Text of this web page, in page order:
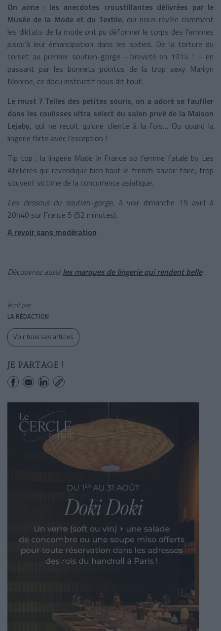
On aime : les anecdotes croustillantes délivrées par le
Musée de la Mode et du Textile, qui nous révèle comment
les diktats de la mode ont pu déformer le corps des femmes
jusqu’à leur émancipation dans les sixties. De la torture du
corset au premier soutien-gorge - breveté en 1914 ! – en
passant par les bonnets pointus de la trop sexy Marilyn
Monroe, ce docu instructif nous dit tout.
Le must ? Telles des petites souris, on a adoré se faufiler
dans les coulisses ultra select du salon privé de la Maison
Lejaby, qui ne reçoit qu’une cliente à la fois… Ou quand la
lingerie flirte avec l’exception !
Tip top : la lingerie Made In France so femme fatale by Les
Atelières qui revendique bien haut le french-savoir-faire, trop
souvent victime de la concurrence asiatique.
Les dessous du soutien-gorge, à voir dimanche 19 avril à
20h40 sur France 5 (52 minutes).
A revoir sans modération
Découvrez aussiles marques de lingerie qui rendent belle.
écrit par
LA RÉDACTION
Voir tous ses articles
JE PARTAGE !